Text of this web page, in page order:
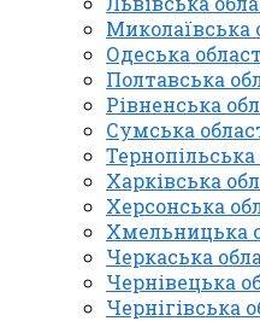
Миколаївська
Одеська
Полтавська
Рівненська
Сумська
Тернопільська
Харківська
Херсонська
Хмельницька
Черкаська
Чернівецька
Чернігівська